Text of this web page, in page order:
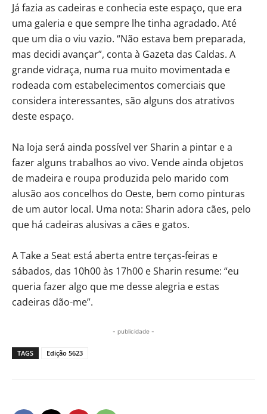
Já fazia as cadeiras e conhecia este espaço, que era
uma galeria e que sempre lhe tinha agradado. Até
que um dia o viu vazio. “Não estava bem preparada,
mas decidi avançar”, conta à Gazeta das Caldas. A
grande vidraça, numa rua muito movimentada e
rodeada com estabelecimentos comerciais que
considera interessantes, são alguns dos atrativos
deste espaço.
Na loja será ainda possível ver Sharin a pintar e a
fazer alguns trabalhos ao vivo. Vende ainda objetos
de madeira e roupa produzida pelo marido com
alusão aos concelhos do Oeste, bem como pinturas
de um autor local. Uma nota: Sharin adora cães, pelo
que há cadeiras alusivas a cães e gatos.
A Take a Seat está aberta entre terças-feiras e
sábados, das 10h00 às 17h00 e Sharin resume: “eu
queria fazer algo que me desse alegria e estas
cadeiras dão-me”.
- publicidade -
TAGS Edição 5623